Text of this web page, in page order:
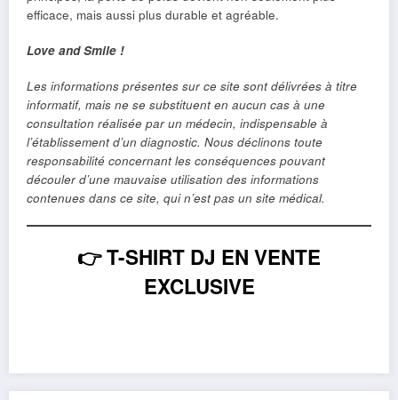
efficace, mais aussi plus durable et agréable.
Love and Smile !
Les informations présentes sur ce site sont délivrées à titre
informatif, mais ne se substituent en aucun cas à une
consultation réalisée par un médecin, indispensable à
l’établissement d’un diagnostic. Nous déclinons toute
responsabilité concernant les conséquences pouvant
découler d’une mauvaise utilisation des informations
contenues dans ce site, qui n’est pas un site médical.
👉T-SHIRT DJ EN VENTE
EXCLUSIVE